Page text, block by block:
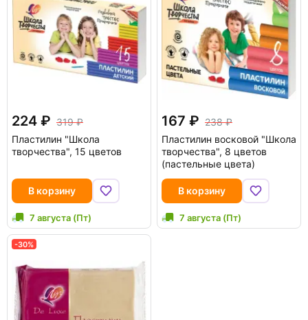
224
319
Пластилин "Школа
творчества", 15 цветов
В корзину
7 августа (Пт)
167
238
Пластилин восковой "Школа
творчества", 8 цветов
(пастельные цвета)
В корзину
7 августа (Пт)
-30%